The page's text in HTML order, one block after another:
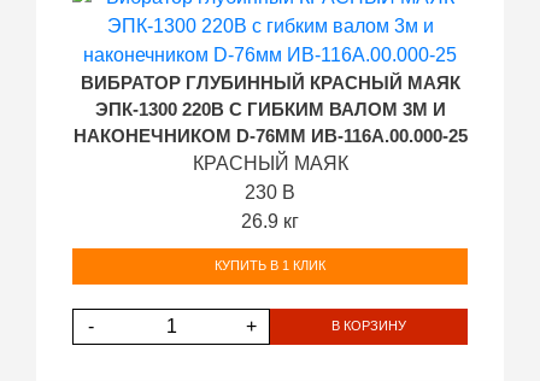
ВИБРАТОР ГЛУБИННЫЙ КРАСНЫЙ МАЯК
ЭПК-1300 220В С ГИБКИМ ВАЛОМ 3М И
НАКОНЕЧНИКОМ D-76ММ ИВ-116А.00.000-25
КРАСНЫЙ МАЯК
230 В
26.9 кг
КУПИТЬ В 1 КЛИК
- + В КОРЗИНУ